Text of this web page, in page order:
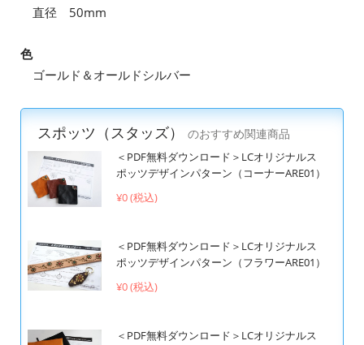
直径 50mm
色
ゴールド＆オールドシルバー
スポッツ（スタッズ）
のおすすめ関連商品
＜PDF無料ダウンロード＞LCオリジナルス
ポッツデザインパターン（コーナーARE01）
¥0 (税込)
＜PDF無料ダウンロード＞LCオリジナルス
ポッツデザインパターン（フラワーARE01）
¥0 (税込)
＜PDF無料ダウンロード＞LCオリジナルス